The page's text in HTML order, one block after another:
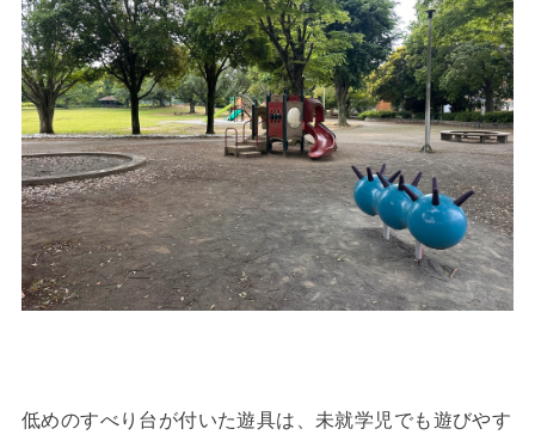
低めのすべり台が付いた遊具は、未就学児でも遊びやす